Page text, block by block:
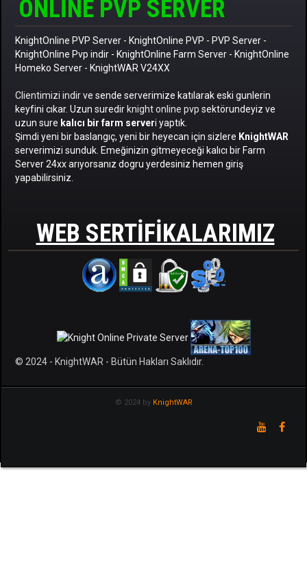
ONLINE PVP SERVER
KnightOnline PVP Server - KnightOnline PVP - PVP Server -
KnightOnline Pvp indir - KnightOnline Farm Server - KnightOnline
Homeko Server - KnightWAR V24XX
Clientimizi indirve sende serverimize katılarak eski gunlerin
keyfini cıkar. Uzun suredir knight online pvp sektörundeyiz ve
uzun sure kalıcı bir farm serveri yaptık.
Şimdi yeni bir baslangıç, yeni bir heyecan için sizlere KnightWAR
serverimizi sunduk. Emeğinizin gitmeyeceği kalıcı bir Farm
Server 24xx arıyorsanız dogru yerdesiniz hemen giriş
yapabilirsiniz.
WEB SERTIFIKALARIMIZ
© 2024 - KnightWAR - Bütün Hakları Saklıdır.
© 2024 by KnightWAR